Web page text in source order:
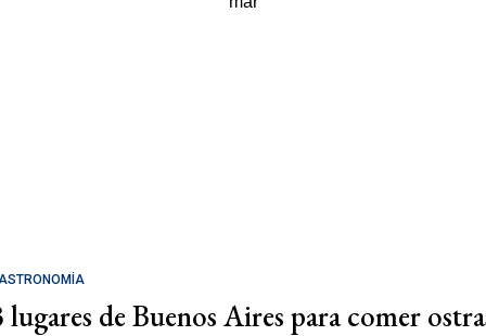
lugares de Buenos Aires para comer